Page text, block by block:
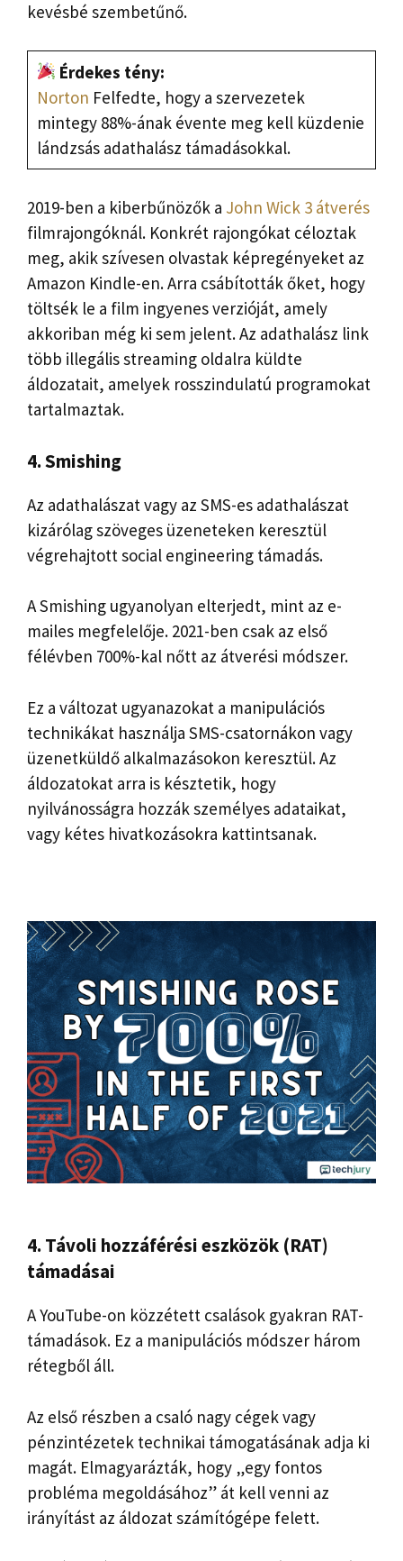
kevésbé szembetűnő.
Érdekes tény:
Norton Felfedte, hogy a szervezetek
mintegy 88%-ának évente meg kell küzdenie
lándzsás adathalász támadásokkal.
2019-ben a kiberbűnözők a John Wick 3 átverés
filmrajongóknál. Konkrét rajongókat céloztak
meg, akik szívesen olvastak képregényeket az
Amazon Kindle-en. Arra csábították őket, hogy
töltsék le a film ingyenes verzióját, amely
akkoriban még ki sem jelent. Az adathalász link
több illegális streaming oldalra küldte
áldozatait, amelyek rosszindulatú programokat
tartalmaztak.
4. Smishing
Az adathalászat vagy az SMS-es adathalászat
kizárólag szöveges üzeneteken keresztül
végrehajtott social engineering támadás.
A Smishing ugyanolyan elterjedt, mint az e-
mailes megfelelője. 2021-ben csak az első
félévben 700%-kal nőtt az átverési módszer.
Ez a változat ugyanazokat a manipulációs
technikákat használja SMS-csatornákon vagy
üzenetküldő alkalmazásokon keresztül. Az
áldozatokat arra is késztetik, hogy
nyilvánosságra hozzák személyes adataikat,
vagy kétes hivatkozásokra kattintsanak.
4. Távoli hozzáférési eszközök (RAT)
támadásai
A YouTube-on közzétett csalások gyakran RAT-
támadások. Ez a manipulációs módszer három
rétegből áll.
Az első részben a csaló nagy cégek vagy
pénzintézetek technikai támogatásának adja ki
magát. Elmagyarázták, hogy „egy fontos
probléma megoldásához” át kell venni az
irányítást az áldozat számítógépe felett.